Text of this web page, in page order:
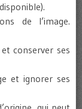
de l’image.
conserver ses
et ignorer ses